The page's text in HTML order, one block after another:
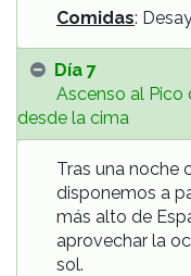
Comidas:
Día 7
Ascenso al Pico
desde la cima
Tras una noche
disponemos a
más alto de
aprovechar la
sol.